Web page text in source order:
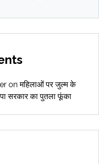
onमहिलाओं पर जुल्म के
सरकार का पुतला फूंका